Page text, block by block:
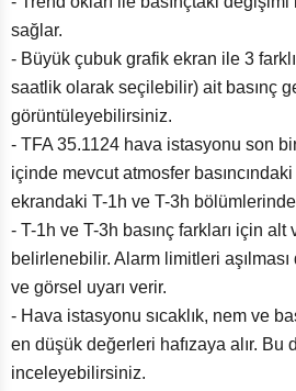
sağlar.
- Büyük çubuk grafik ekran ile 3
saatlik olarak seçilebilir) ait basınç
görüntüleyebilirsiniz.
- TFA 35.1124 hava istasyonu son
içinde mevcut atmosfer
ekrandaki T-1h ve T-3h
- T-1h ve T-3h basınç farkları için alt
belirlenebilir. Alarm limitleri
ve görsel uyarı verir.
- Hava istasyonu sıcaklık, nem ve
en düşük değerleri hafızaya alır. Bu
inceleyebilirsiniz.